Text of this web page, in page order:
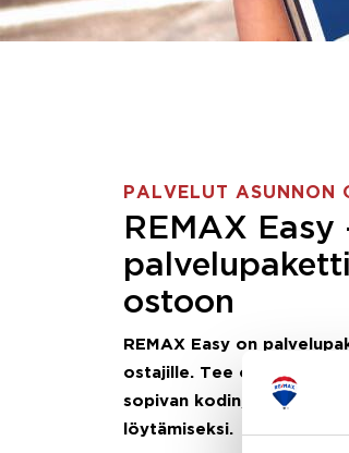
PALVELUT ASUNNON
REMAX Easy
ostoon
REMAX Easy on
ostajille. Tee
sopivan kodin, eikä sinun
löytämiseksi.